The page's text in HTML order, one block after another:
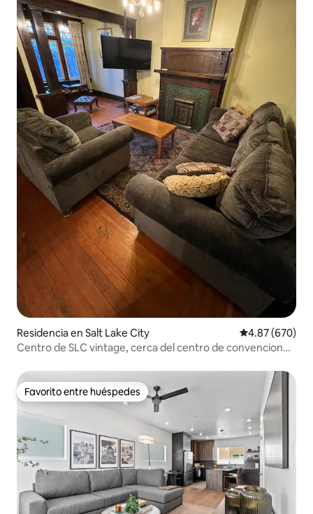
Residencia en Salt Lake City Calificación
4.87 (670)
Centro de SLC vintage, cerca del centro de convenciones
Favorito entre huéspedes
Favorito entre huéspedes